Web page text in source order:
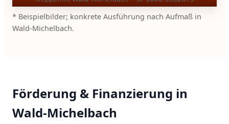
* Beispielbilder; konkrete Ausführung nach Aufmaß in
Wald-Michelbach.
Förderung & Finanzierung in
Wald-Michelbach